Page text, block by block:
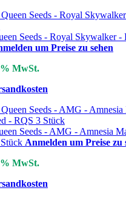
Seeds - Royal Skywalker -
um Preise zu sehen
MwSt.
Seeds - AMG - Amnesia
Anmelden um Preise zu
MwSt.